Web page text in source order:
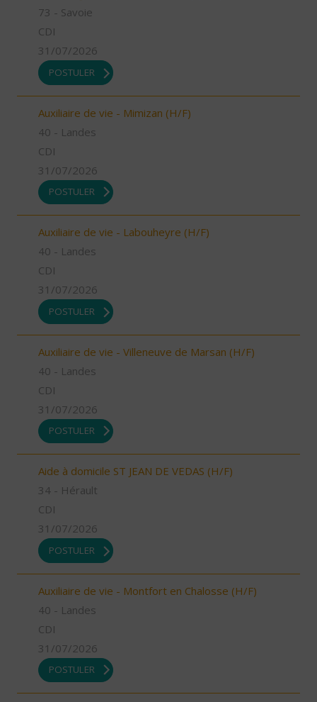
73 - Savoie
CDI
31/07/2026
POSTULER
Auxiliaire de vie - Mimizan (H/F)
40 - Landes
CDI
31/07/2026
POSTULER
Auxiliaire de vie - Labouheyre (H/F)
40 - Landes
CDI
31/07/2026
POSTULER
Auxiliaire de vie - Villeneuve de Marsan (H/F)
40 - Landes
CDI
31/07/2026
POSTULER
Aide à domicile ST JEAN DE VEDAS (H/F)
34 - Hérault
CDI
31/07/2026
POSTULER
Auxiliaire de vie - Montfort en Chalosse (H/F)
40 - Landes
CDI
31/07/2026
POSTULER